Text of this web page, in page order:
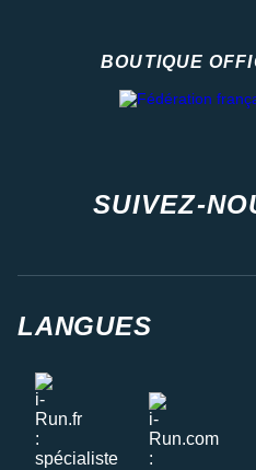
BOUTIQUE
SUIVEZ-
LANGUES